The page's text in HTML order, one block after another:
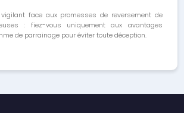
face aux promesses de reversement de
: fiez-vous uniquement aux avantages
de parrainage pour éviter toute déception.